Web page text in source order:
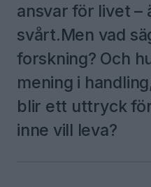
ansvar för livet –
svårt.Men vad
forskning? Och
mening i
blir ett uttryck
inne vill leva?